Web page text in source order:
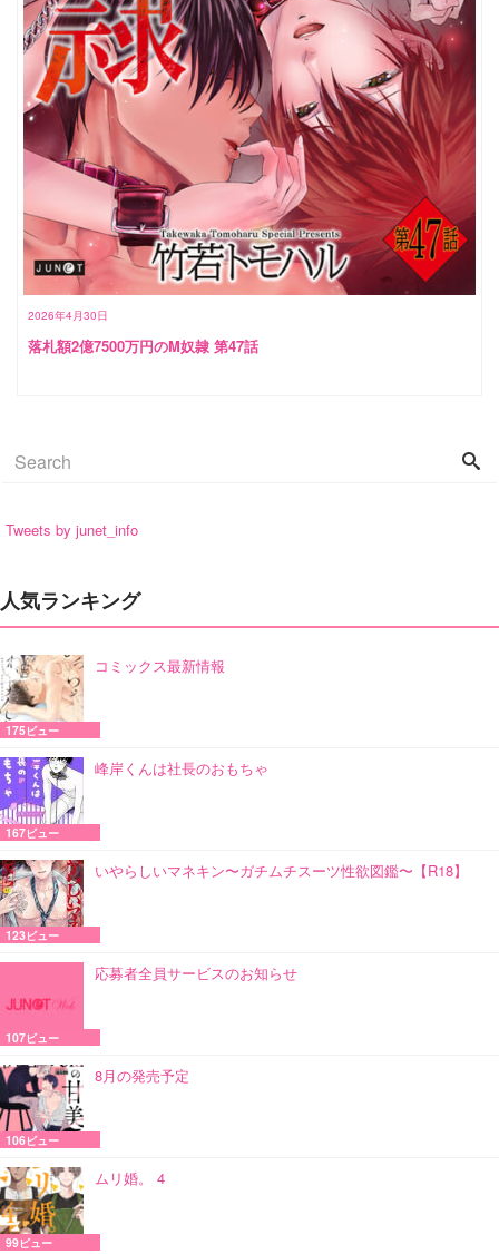
2026年4月30日
落札額2億7500万円のM奴隷 第47話
Tweets by junet_info
人気ランキング
コミックス最新情報
175ビュー
峰岸くんは社長のおもちゃ
167ビュー
いやらしいマネキン〜ガチムチスーツ性欲図鑑〜【R18】
123ビュー
応募者全員サービスのお知らせ
107ビュー
8月の発売予定
106ビュー
ムリ婚。 4
99ビュー